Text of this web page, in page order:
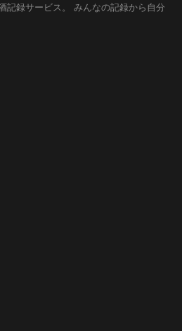
記録サービス。
みんなの記録から自分